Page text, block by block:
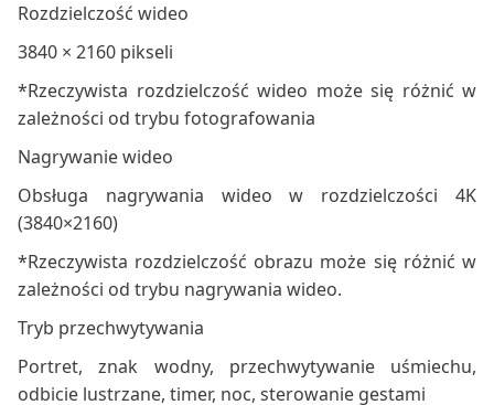
Rozdzielczość wideo
3840 × 2160 pikseli
*Rzeczywista rozdzielczość wideo może się różnić w
zależności od trybu fotografowania
Nagrywanie wideo
Obsługa nagrywania wideo w rozdzielczości 4K
(3840×2160)
*Rzeczywista rozdzielczość obrazu może się różnić w
zależności od trybu nagrywania wideo.
Tryb przechwytywania
Portret, znak wodny, przechwytywanie uśmiechu,
odbicie lustrzane, timer, noc, sterowanie gestami